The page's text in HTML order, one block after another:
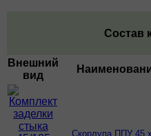
Состав
Внешний
вид
Скорлупа ППУ 45